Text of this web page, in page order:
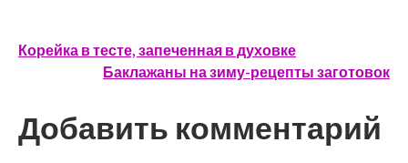
Навигация
записям
Корейка в тесте, запеченная в духовке
Баклажаны на зиму-рецепты заготовок
Добавить комментарий